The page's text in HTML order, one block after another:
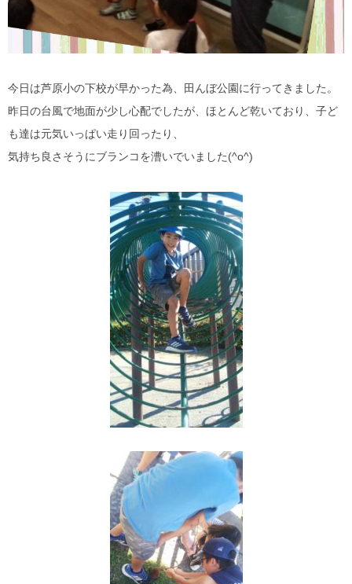
今日は芦原小の下校が早かった為、田んぼ公園に行ってきました。
昨日の台風で地面が少し心配でしたが、ほとんど乾いており、子ど
も達は元気いっぱい走り回ったり、
気持ち良さそうにブランコを漕いでいました(^o^)